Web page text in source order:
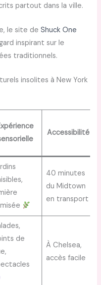
partout dans la ville.
le site deShuck One
inspirant sur le
traditionnels.
insolites à New York
Accessibilité
40 minutes
du Midtown
en transport
de
À Chelsea,
accès facile